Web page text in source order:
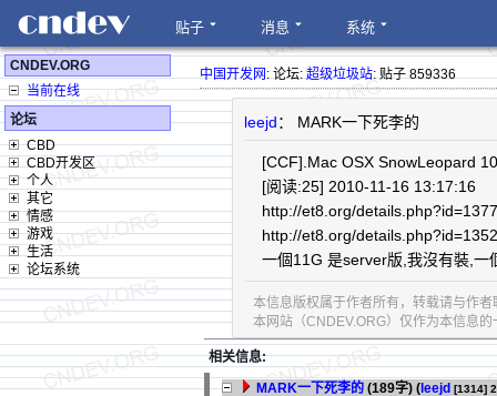
贴子 消息 系统
CNDEV.ORG
当前在线
论坛
CBD
CBD开发区
个人
其它
情感
游戏
生活
论坛系统
中国开发网: 论坛:超级垃圾站: 贴子 859336
leejd： MARK一下死李的
[CCF].Mac OSX SnowLeopard
[阅读:25] 2010-11-16 13:17:16
http://et8.org/
http://et8.org/
一個11G 是server版,我沒有裝,一
本信息版权属于作者所有，转载请与作
本网站（CNDEV.ORG）仅作为本信息
相关信息:
MARK一下死李的 (189字) ( leejd [1314]